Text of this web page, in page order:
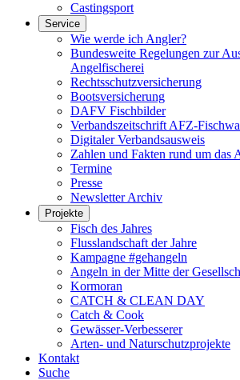
Castingsport
Service
Wie werde ich Angler?
Bundesweite Regelungen zur
Angelfischerei
Rechtsschutzversicherung
Bootsversicherung
DAFV Fischbilder
Verbandszeitschrift AFZ-
Digitaler Verbandsausweis
Zahlen und Fakten rund um das
Termine
Presse
Newsletter Archiv
Projekte
Fisch des Jahres
Flusslandschaft der Jahre
Kampagne #gehangeln
Angeln in der Mitte der
Kormoran
CATCH & CLEAN DAY
Catch & Cook
Gewässer-Verbesserer
Arten- und Naturschutzprojekte
Kontakt
Suche